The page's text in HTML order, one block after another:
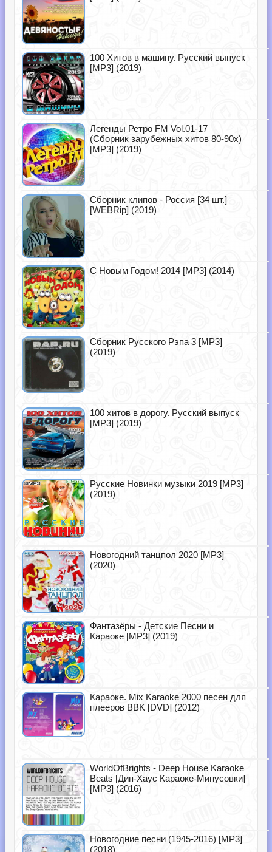
100 Хитов в машину. Русский выпуск
[MP3] (2019)
Легенды Ретро FM Vol.01-17
(Сборник зарубежных хитов 80-90х)
[MP3] (2019)
Сборник клипов - Россия [34 шт.]
[WEBRip] (2019)
С Новым Годом! 2014 [MP3] (2014)
Сборник Русского Рэпа 3 [MP3]
(2019)
100 хитов в дорогу. Русский выпуск
[MP3] (2019)
Русские Новинки музыки 2019 [MP3]
(2019)
Новогодний танцпол 2020 [MP3]
(2020)
Фантазёры - Детские Песни и
Караоке [MP3] (2019)
Караоке. Mix Karaoke 2000 песен для
плееров BBK [DVD] (2012)
WorldOfBrights - Deep House Karaoke
Beats [Дип-Хаус Караоке-Минусовки]
[MP3] (2016)
Новогодние песни (1945-2016) [MP3]
(2018)